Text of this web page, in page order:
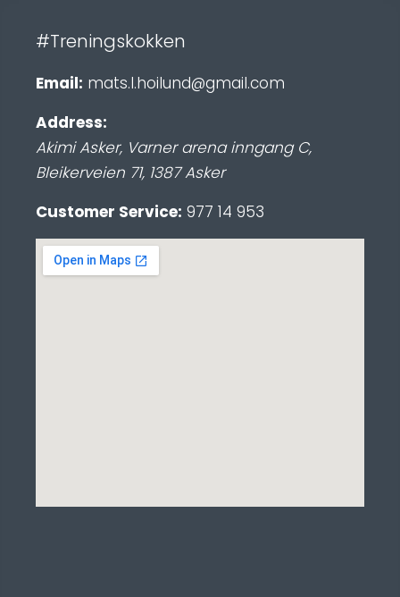
#Treningskokken
Email: mats.l.hoilund@gmail.com
Address:
Akimi Asker, Varner arena inngang C,
Bleikerveien 71, 1387 Asker
Customer Service: 977 14 953